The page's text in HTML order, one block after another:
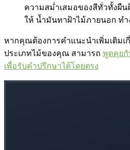
ความสม่ำเสมอของสีทั่วทั้งผื
ให้ น้ำมันทาฝ้าไม้ภายนอก ท
หากคุณต้องการคำแนะนำเพิ่มเติมเ
ประเภทไม้ของคุณ สามารถ พูดคุยกั
เพื่อรับคำปรึกษาได้โดยตรง